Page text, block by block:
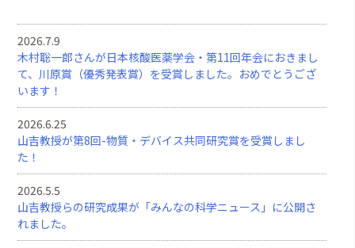
2026.7.9
木村聡一郎さんが日本核酸医薬学会・第11回年会におきまし
て、川原賞（優秀発表賞）を受賞しました。おめでとうござ
います！
2026.6.25
山吉教授が第8回-物質・デバイス共同研究賞を受賞しまし
た！
2026.5.5
山吉教授らの研究成果が「みんなの科学ニュース」に公開さ
れました。